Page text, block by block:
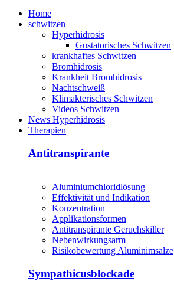
Home
schwitzen
Hyperhidrosis
Gustatorisches Schwitzen
krankhaftes Schwitzen
Bromhidrosis
Krankheit Bromhidrosis
Nachtschweiß
Klimakterisches Schwitzen
Videos Schwitzen
News Hyperhidrosis
Therapien
Antitranspirante
Aluminiumchloridlösung
Effektivität und Indikation
Konzentration
Applikationsformen
Antitranspirante Geruchskiller
Nebenwirkungsarm
Risikobewertung Aluminimsalze
Sympathicusblockade